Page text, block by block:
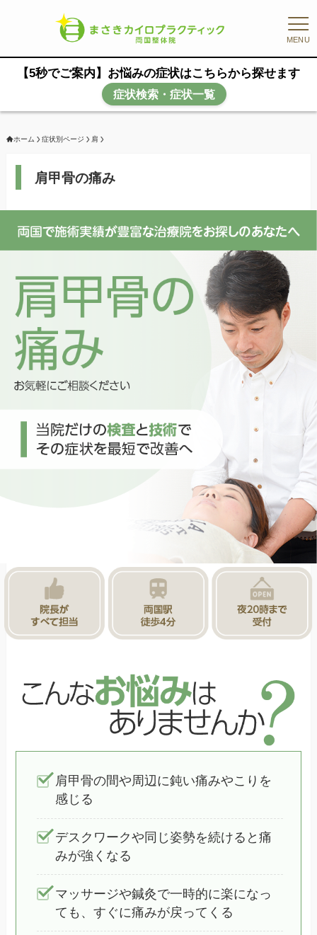
MENU
【5秒でご案内】お悩みの症状はこちらから探せます
症状検索・症状一覧
ホーム 症状別ページ 肩
肩甲骨の痛み
肩甲骨の間や周辺に鈍い痛みやこりを
感じる
デスクワークや同じ姿勢を続けると痛
みが強くなる
マッサージや鍼灸で一時的に楽になっ
ても、すぐに痛みが戻ってくる